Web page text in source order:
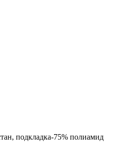
подкладка-75% полиамид